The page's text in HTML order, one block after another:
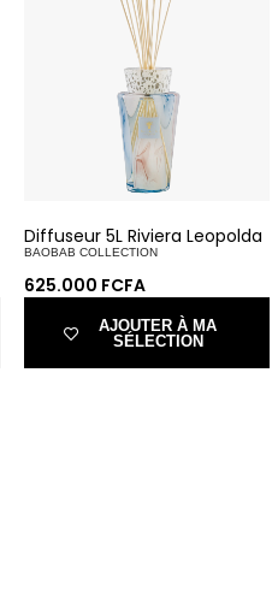
Diffuseur 5L Riviera Leopolda
BAOBAB COLLECTION
625.000 FCFA
AJOUTER À MA
SÉLECTION